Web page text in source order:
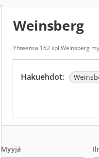
Weinsberg
Yhteensä 162 kpl Weinsberg
Hakuehdot:
Myyjä